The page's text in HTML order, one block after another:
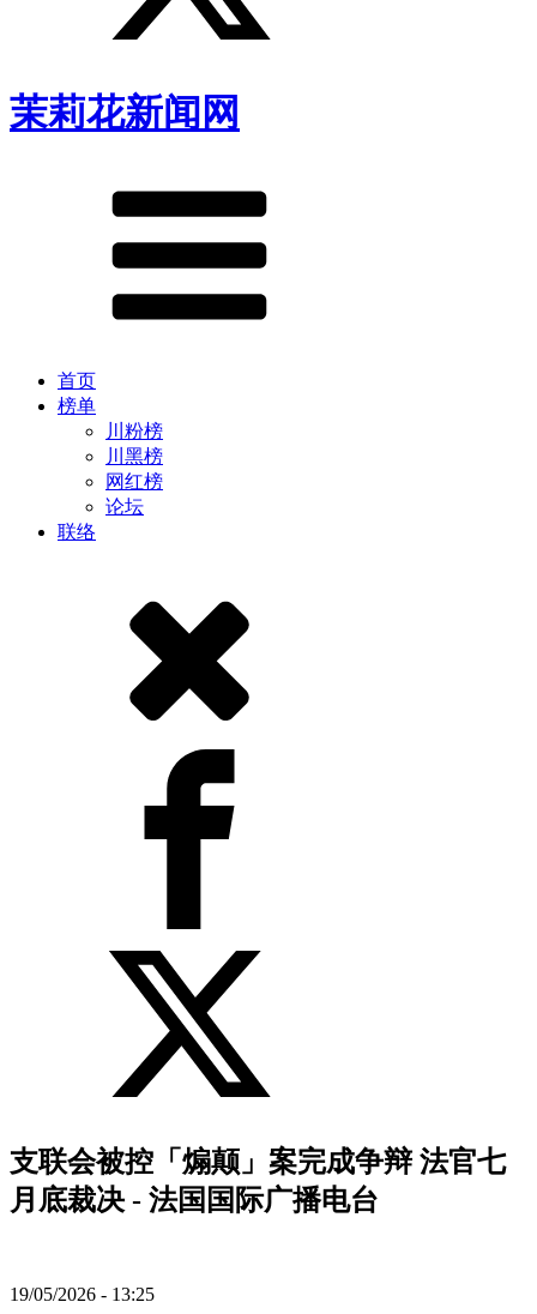
茉莉花新闻网
首页
榜单
川粉榜
川黑榜
网红榜
论坛
联络
支联会被控「煽颠」案完成争辩 法官七
月底裁决 - 法国国际广播电台
19/05/2026 - 13:25